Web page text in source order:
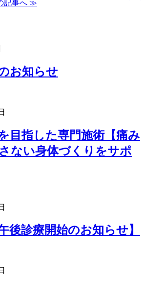
記事へ ≫
お知らせ
目指した専門施術【痛み
ない身体づくりをサポ
後診療開始のお知らせ】